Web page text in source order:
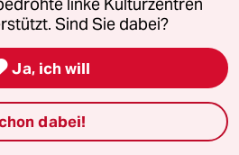
wirklich nachhaltig werden
wir am Ende eine
generiert aber
Profit wie " neu
und weckwerfen".
linke Kulturzentren
Sind Sie dabei?
Ja, ich will
dabei!